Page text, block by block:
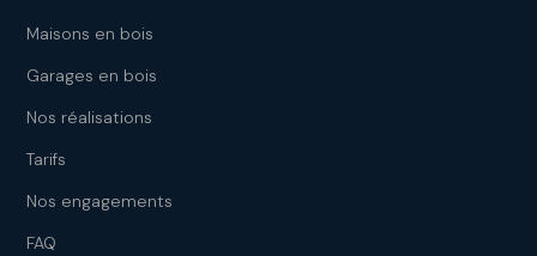
Maisons en bois
Garages en bois
Nos réalisations
Tarifs
Nos engagements
FAQ